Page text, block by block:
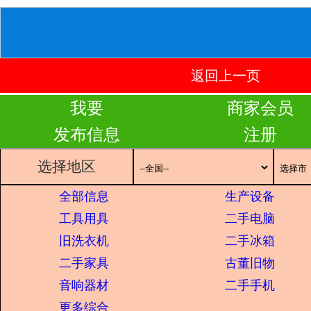
返回上一页
我要
发布信息
商家会员
注册
选择地区
全部信息
生产设备
工具用具
二手电脑
旧洗衣机
二手冰箱
二手家具
古董旧物
音响器材
二手手机
更多综合